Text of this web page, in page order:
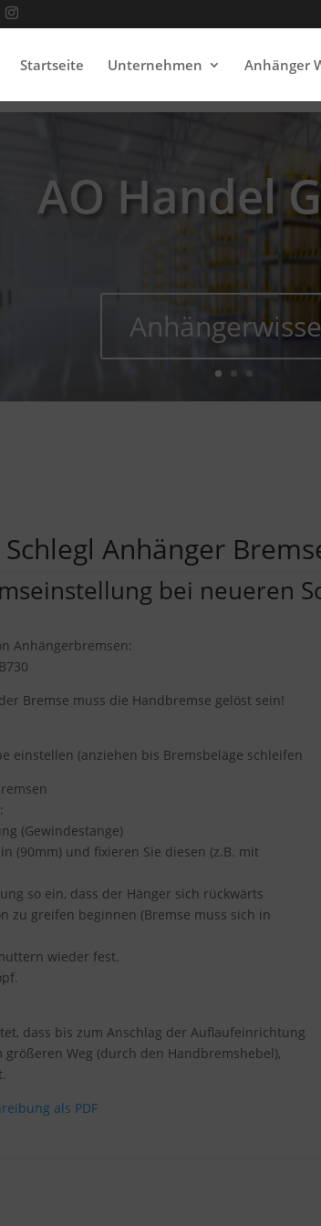
Startseite Unternehmen Anhänger
AO Handel
Schlegl Anhänger
bei neueren
Anhängerbremsen:
Bremse muss die Handbremse gelöst sein!
einstellen (anziehen bis Bremsbeläge
(Gewindestange)
(90mm) und fixieren Sie diesen (z.B. mit
so ein, dass der Hänger sich rückwärts
zu greifen beginnen (Bremse muss sich in
wieder fest.
dass bis zum Anschlag der Auflaufeinrichtung
Weg (durch den Handbremshebel),
als PDF